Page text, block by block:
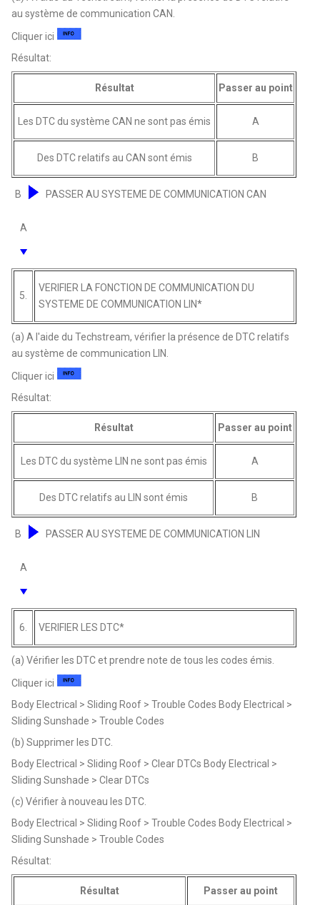
au système de communication CAN.
Cliquer ici
Résultat:
Résultat Passer au point
Les DTC du système CAN ne sont pas émis A
Des DTC relatifs au CAN sont émis B
B PASSER AU SYSTEME DE COMMUNICATION CAN
A
5.
VERIFIER LA FONCTION DE COMMUNICATION DU
SYSTEME DE COMMUNICATION LIN*
(a) A l'aide du Techstream, vérifier la présence de DTC relatifs
au système de communication LIN.
Cliquer ici
Résultat:
Résultat Passer au point
Les DTC du système LIN ne sont pas émis A
Des DTC relatifs au LIN sont émis B
B PASSER AU SYSTEME DE COMMUNICATION LIN
A
6. VERIFIER LES DTC*
(a) Vérifier les DTC et prendre note de tous les codes émis.
Cliquer ici
Body Electrical > Sliding Roof > Trouble Codes Body Electrical >
Sliding Sunshade > Trouble Codes
(b) Supprimer les DTC.
Body Electrical > Sliding Roof > Clear DTCs Body Electrical >
Sliding Sunshade > Clear DTCs
(c) Vérifier à nouveau les DTC.
Body Electrical > Sliding Roof > Trouble Codes Body Electrical >
Sliding Sunshade > Trouble Codes
Résultat:
Résultat Passer au point